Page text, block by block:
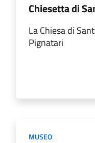
Chiesetta di
La Chiesa di
Pignatari
MUSEO